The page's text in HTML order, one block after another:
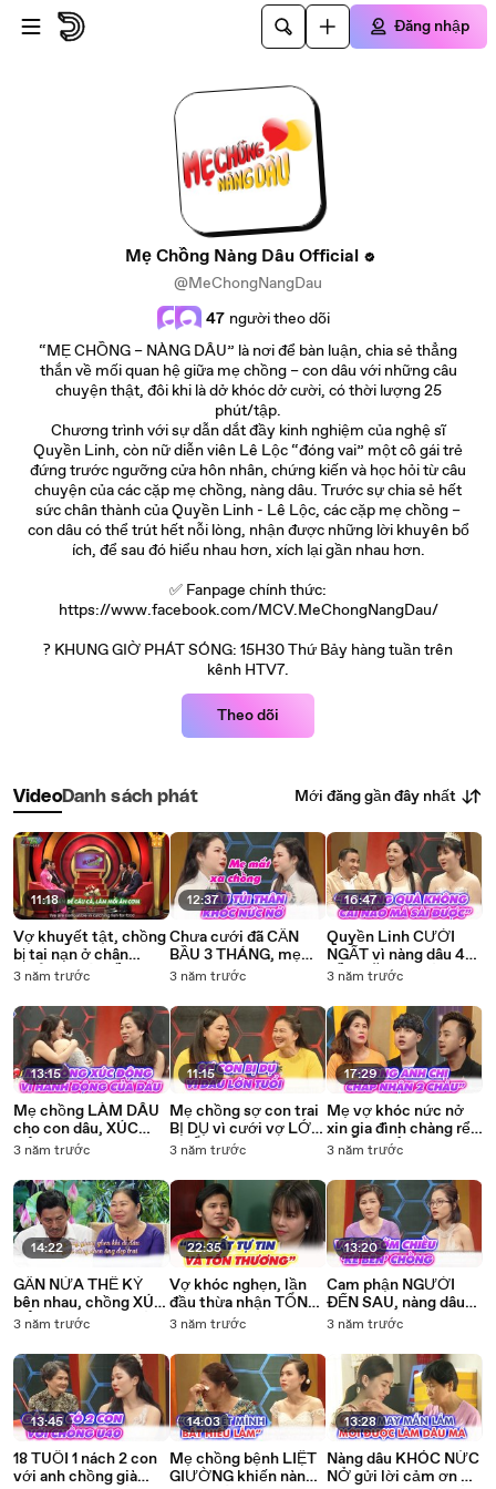
Đi đến nội dung chính
Đăng nhập
Mẹ Chồng Nàng Dâu Official
@MeChongNangDau
47 người theo dõi
“MẸ CHỒNG – NÀNG DÂU” là nơi để bàn luận, chia sẻ thẳng
thắn về mối quan hệ giữa mẹ chồng – con dâu với những câu
chuyện thật, đôi khi là dở khóc dở cười, có thời lượng 25
phút/tập.
Chương trình với sự dẫn dắt đầy kinh nghiệm của nghệ sĩ
Quyền Linh, còn nữ diễn viên Lê Lộc “đóng vai” một cô gái trẻ
đứng trước ngưỡng cửa hôn nhân, chứng kiến và học hỏi từ câu
chuyện của các cặp mẹ chồng, nàng dâu. Trước sự chia sẻ hết
sức chân thành của Quyền Linh - Lê Lộc, các cặp mẹ chồng –
con dâu có thể trút hết nỗi lòng, nhận được những lời khuyên bổ
ích, để sau đó hiểu nhau hơn, xích lại gần nhau hơn.
✅ Fanpage chính thức:
https://www.facebook.com/MCV.MeChongNangDau/
? KHUNG GIỜ PHÁT SÓNG: 15H30 Thứ Bảy hàng tuần trên
kênh HTV7.
Theo dõi
VideoDanh sách phát Mới đăng gần đây nhất
11:18
Vợ khuyết tật, chồng
bị tai nạn ở chân
KHÔNG CÓ TIỀN TRỊ,
NGÀO xin được giúp
đỡ
3 năm trước
13:15
Mẹ chồng LÀM DÂU
cho con dâu, XÚC
ĐỘNG NGHẸN NGÀO
dâu sau đó _ MCND
145
3 năm trước
14:22
GẦN NỬA THẾ KỶ
bên nhau, chồng XÚC
ĐỘNG NGHẸN NGÀO
của vợ _ TTN
3 năm trước
13:45
18 TUỔI 1 nách 2 con
với anh chồng già
12:37
Chưa cưới đã CẤN
BẦU 3 THÁNG, mẹ
ruột qua đời, nàng dâu
NGHẸN khi sinh cháu
_ MCND 146
3 năm trước
11:15
Mẹ chồng sợ con trai
BỊ DỤ vì cưới vợ LỚN
TUỔI, khổ sở vì dâu lo
CON _ MCND 142
3 năm trước
22:35
Vợ khóc nghẹn, lần
đầu thừa nhận TỔN
THƯƠNG do những
chồng _ GCTN 57
3 năm trước
14:03
Mẹ chồng bệnh LIỆT
GIƯỜNG khiến nàng
16:47
Quyền Linh CƯỜI
NGẤT vì nàng dâu 4
LẦN TẶNG QUÀ
mẹ chồng dùng được
_ MCND 145
3 năm trước
17:29
Mẹ vợ khóc nức nở
xin gia đình chàng rể
CHẤP NHẬN con
Linh XÓT XA _
Chuyện MCND
3 năm trước
13:20
Cam phận NGƯỜI
ĐẾN SAU, nàng dâu
CHẠNH LÒNG vì vợ
‘KỀ BÊN’ chồng _
MCND 144
3 năm trước
13:28
Nàng dâu KHÓC NỨC
NỞ gửi lời cảm ơn má